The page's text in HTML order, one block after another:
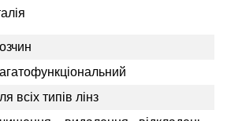
всіх типів лінз